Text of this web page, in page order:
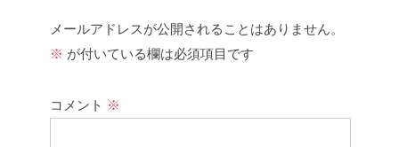
メールアドレスが公開されることはありません。
※ が付いている欄は必須項目です
コメント ※